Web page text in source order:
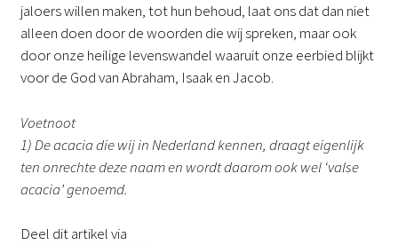
jaloers willen maken, tot hun behoud, laat ons dat dan niet
alleen doen door de woorden die wij spreken, maar ook
door onze heilige levenswandel waaruit onze eerbied blijkt
voor de God van Abraham, Isaak en Jacob.
Voetnoot
1) De acacia die wij in Nederland kennen, draagt eigenlijk
ten onrechte deze naam en wordt daarom ook wel ‘valse
acacia’ genoemd.
Deel dit artikel via